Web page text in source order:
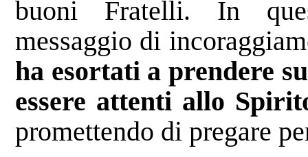
buoni Fratelli. In
messaggio di
ha esortati a prendere
essere attenti allo
promettendo di pregare